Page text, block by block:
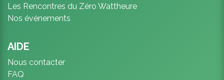
Les Rencontres du Zéro Wattheure
Nos événements
AIDE
Nous contacter
FAQ